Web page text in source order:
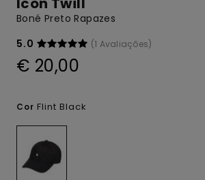
Boné Preto Rapazes
5.0
(1 Avaliações)
€ 20,00
Cor Flint Black